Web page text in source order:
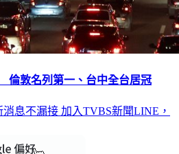
敦名列第一、台中全台居冠
消息不漏接 加入TVBS新聞LINE，